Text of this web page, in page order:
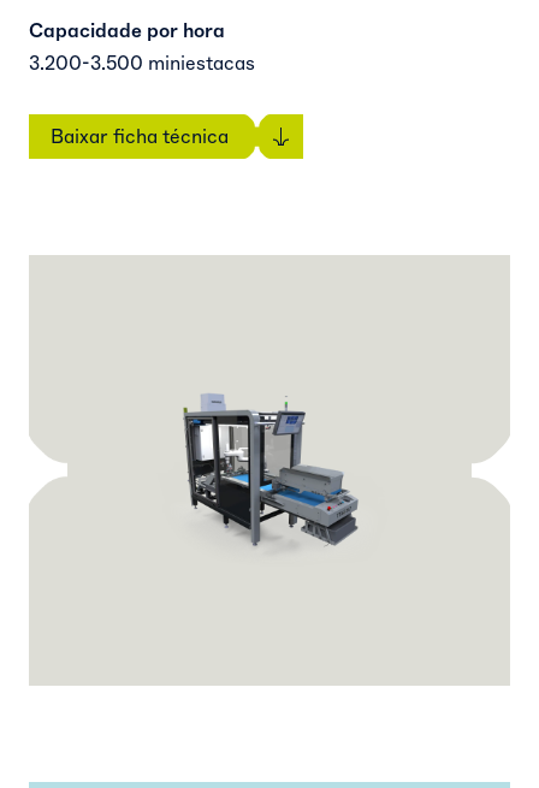
Capacidade por hora
3.200-3.500 miniestacas
Baixar ficha técnica